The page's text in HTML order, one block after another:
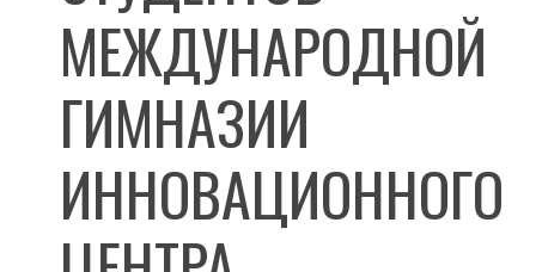
МЕЖДУНАРОДНОЙ
ГИМНАЗИИ
ИННОВАЦИОННОГО